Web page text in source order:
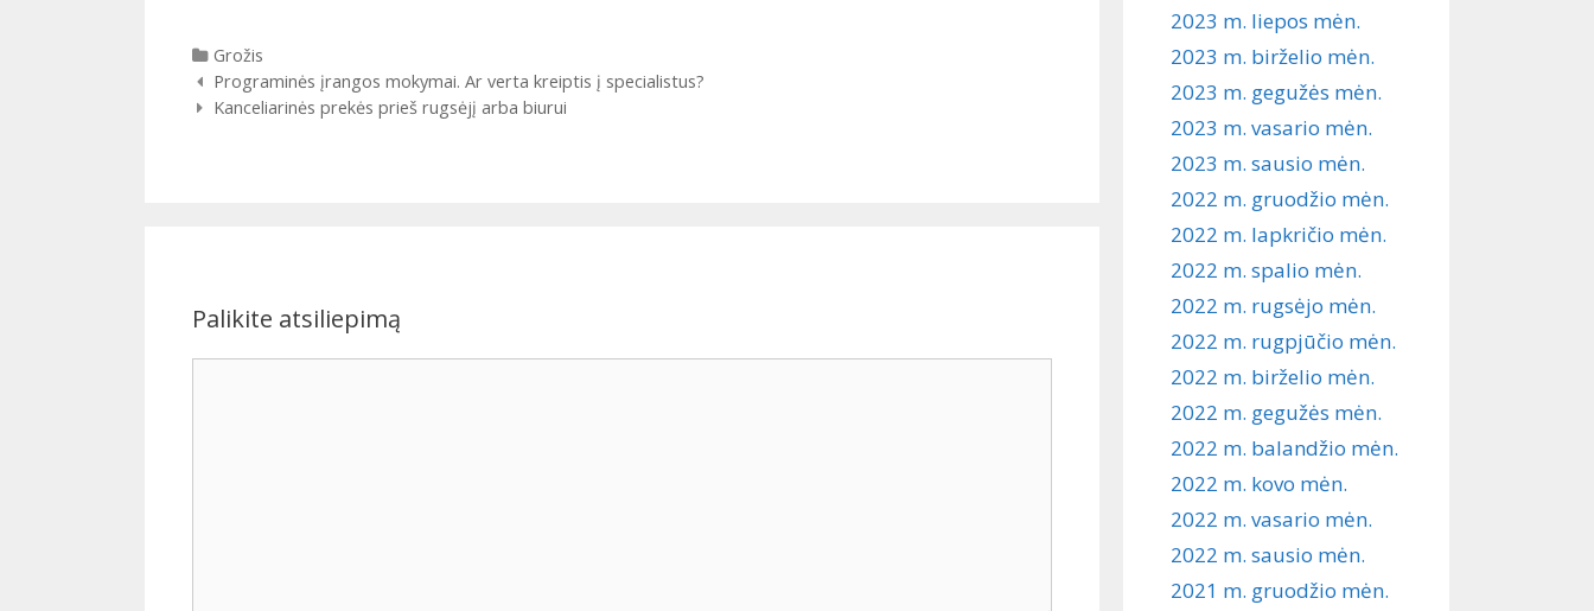
Kategorijos
Grožis
Įrašų
navigacija
Programinės įrangos mokymai. Ar verta kreiptis į specialistus?
Kanceliarinės prekės prieš rugsėjį arba biurui
Palikite atsiliepimą
2023 m. liepos mėn.
2023 m. birželio mėn.
2023 m. gegužės mėn.
2023 m. vasario mėn.
2023 m. sausio mėn.
2022 m. gruodžio mėn.
2022 m. lapkričio mėn.
2022 m. spalio mėn.
2022 m. rugsėjo mėn.
2022 m. rugpjūčio mėn.
2022 m. birželio mėn.
2022 m. gegužės mėn.
2022 m. balandžio mėn.
2022 m. kovo mėn.
2022 m. vasario mėn.
2022 m. sausio mėn.
2021 m. gruodžio mėn.